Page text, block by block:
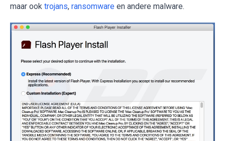
maar ook trojans, ransomware en andere malware.